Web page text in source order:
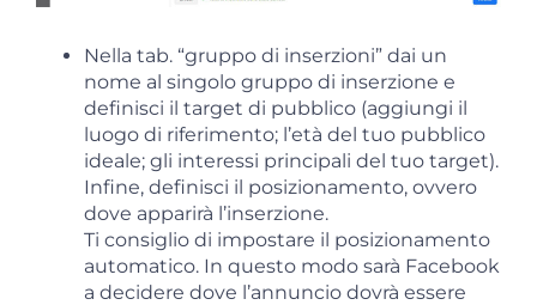
Nella tab. “gruppo di inserzioni” dai un
nome al singolo gruppo di inserzione e
definisci il target di pubblico (aggiungi il
luogo di riferimento; l’età del tuo pubblico
ideale; gli interessi principali del tuo target).
Infine, definisci il posizionamento, ovvero
dove apparirà l’inserzione.
Ti consiglio di impostare il posizionamento
automatico. In questo modo sarà Facebook
a decidere dove l’annuncio dovrà essere